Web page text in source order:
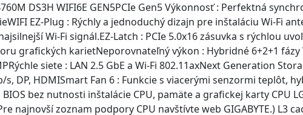
DS3H WIFI6E GEN5PCIe Gen5 Výkonnosť : Perfektná
EZ-Plug : Rýchly a jednoduchý dizajn pre inštaláciu Wi-Fi
Wi-Fi signál.EZ-Latch : PCIe 5.0x16 zásuvka s rýchlou
grafických karietNeporovnateľný výkon : Hybridné 6+2+1
siete : LAN 2.5 GbE a Wi-Fi 802.11axNext Generation
s, DP, HDMISmart Fan 6 : Funkcie s viacerými senzormi teplôt,
bez nutnosti inštalácie CPU, pamäte a grafickej karty CPU
najnovší zoznam podpory CPU navštívte web GIGABYTE.) L3